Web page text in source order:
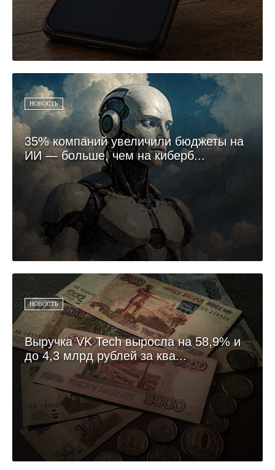
НОВОСТЬ
35% компаний увеличили бюджеты на
ИИ — больше, чем на киберб...
НОВОСТЬ
Выручка VK Tech выросла на 58,9% и
до 4,3 млрд рублей за ква...